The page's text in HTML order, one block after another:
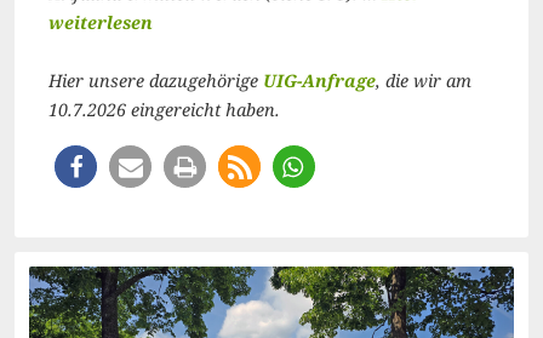
weiterlesen
Hier unsere dazugehörige UIG-Anfrage, die wir am
10.7.2026 eingereicht haben.